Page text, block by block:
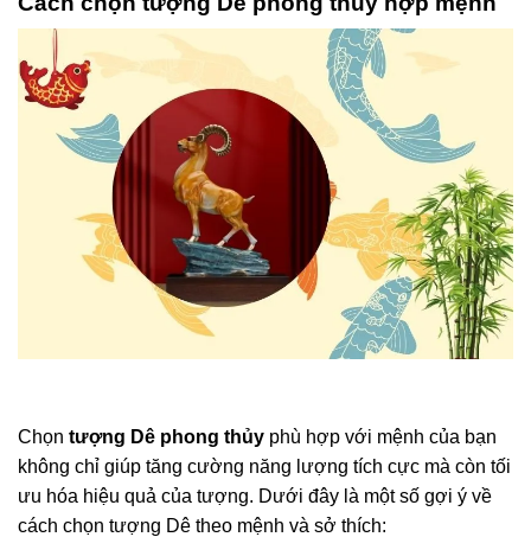
Chọn tượng Dê phong thủy phù hợp với mệnh của bạn
không chỉ giúp tăng cường năng lượng tích cực mà còn tối
ưu hóa hiệu quả của tượng. Dưới đây là một số gợi ý về
cách chọn tượng Dê theo mệnh và sở thích: